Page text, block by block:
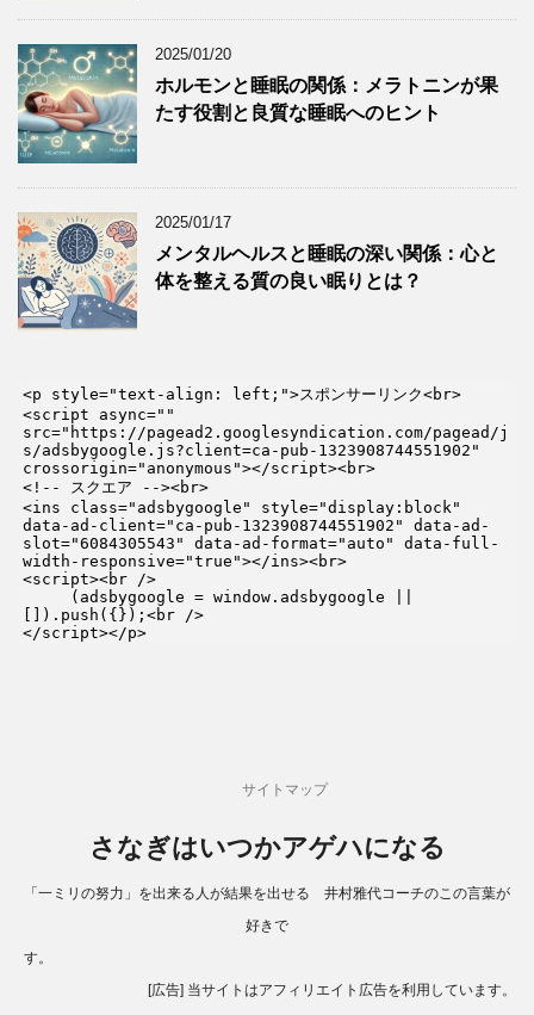
2025/01/20
ホルモンと睡眠の関係：メラトニンが果
たす役割と良質な睡眠へのヒント
2025/01/17
メンタルヘルスと睡眠の深い関係：心と
体を整える質の良い眠りとは？
<p style="text-align: left;">スポンサーリンク<br>
<script async=""
src="https://pagead2.googlesyndication.com/pagead/j
s/adsbygoogle.js?client=ca-pub-1323908744551902"
crossorigin="anonymous"></script><br>
<!-- スクエア --><br>
<ins class="adsbygoogle" style="display:block"
data-ad-client="ca-pub-1323908744551902" data-ad-
slot="6084305543" data-ad-format="auto" data-full-
width-responsive="true"></ins><br>
<script><br />
[]).push({});<br />
</script></p>
サイトマップ
さなぎはいつかアゲハになる
「一ミリの努力」を出来る人が結果を出せる 井村雅代コーチのこの言葉が
好きで
す。
[広告] 当サイトはアフィリエイト広告を利用しています。